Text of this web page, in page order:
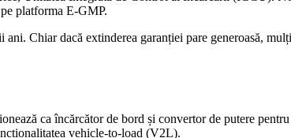
platforma E-GMP.
Chiar dacă extinderea garanției pare generoasă,
ca încărcător de bord și convertor de putere
vehicle-to-load (V2L).